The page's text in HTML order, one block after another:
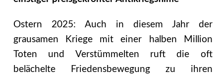
Ostern 2025: Auch in diesem Jahr der
grausamen Kriege mit einer halben Million
Toten und Verstümmelten ruft die oft
belächelte Friedensbewegung zu ihren